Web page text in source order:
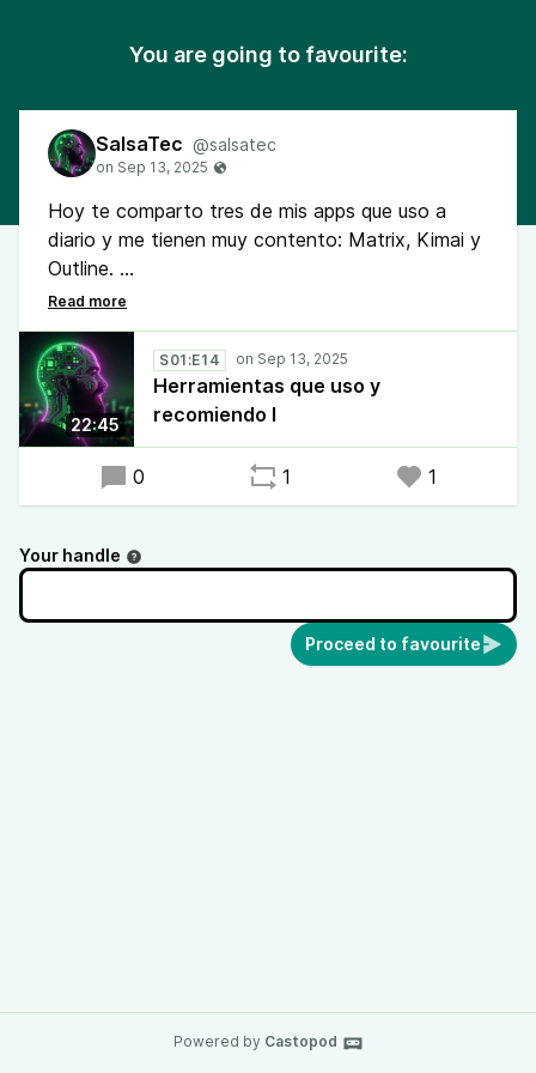
You are going to favourite:
SalsaTec @salsatec
Hoy te comparto tres de mis apps que uso a
diario y me tienen muy contento: Matrix, Kimai y
Outline.
Matrix es mi reemplazo para WhatsApp, Kimai mi
reemplazo para Toggl como gestor de tiempo, y
Outline mi reemplazo para Notion en
documentación y gestión de conocimiento.
22:45
S01:E14
Herramientas que uso y
recomiendo I
0 1 1
Your handle
Proceed to favourite
Powered by Castopod